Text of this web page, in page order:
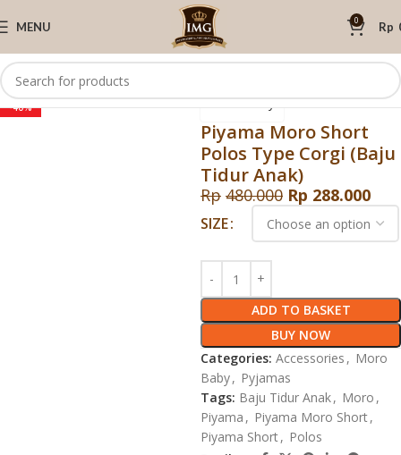
MENU 0 Rp
Home Moro Baby
-40%
Piyama Moro Short
Polos Type Corgi (Baju
Tidur Anak)
Moro Baby
Rp 480.000 Rp 288.000
SIZE
ADD TO BASKET
BUY NOW
Categories: Accessories , Moro
Baby, Pyjamas
Tags: Baju Tidur Anak, Moro ,
Piyama , Piyama Moro Short,
Piyama Short, Polos